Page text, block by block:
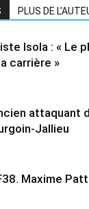
PLUS DE
Isola : « Le
carrière »
attaquant
Jallieu
Maxime